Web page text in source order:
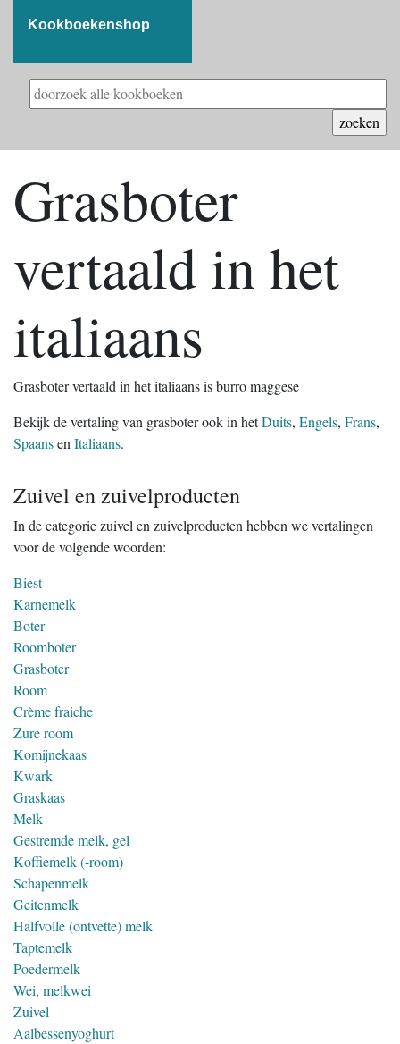
Kookboekenshop
Grasboter
vertaald in het
italiaans
Grasboter vertaald in het italiaans is burro maggese
Bekijk de vertaling van grasboter ook in hetDuits, Engels, Frans,
Spaansen Italiaans.
Zuivel en zuivelproducten
In de categorie zuivel en zuivelproducten hebben we vertalingen
voor de volgende woorden:
Biest
Karnemelk
Boter
Roomboter
Grasboter
Room
Crème fraiche
Zure room
Komijnekaas
Kwark
Graskaas
Melk
Gestremde melk, gel
Koffiemelk (-room)
Schapenmelk
Geitenmelk
Halfvolle (ontvette) melk
Taptemelk
Poedermelk
Wei, melkwei
Zuivel
Aalbessenyoghurt